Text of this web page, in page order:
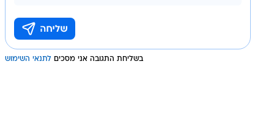
בשליחת התגובה אני מסכים לתנאי השימוש